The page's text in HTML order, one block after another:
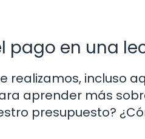
pago en una
realizamos, incluso
aprender más
presupuesto?